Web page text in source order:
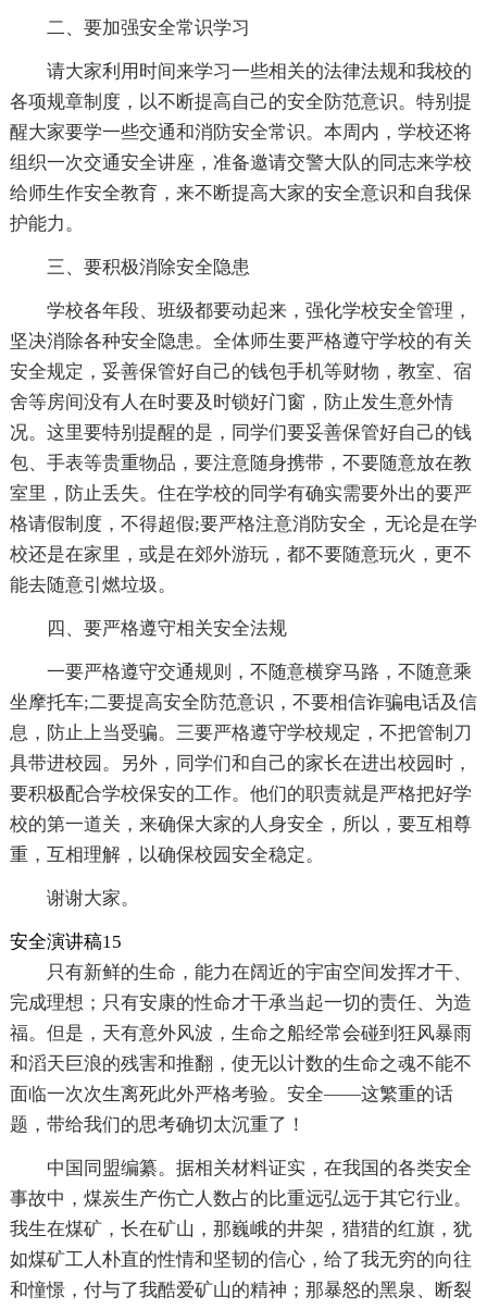
二、要加强安全常识学习
请大家利用时间来学习一些相关的法律法规和我校的
各项规章制度，以不断提高自己的安全防范意识。特别提
醒大家要学一些交通和消防安全常识。本周内，学校还将
组织一次交通安全讲座，准备邀请交警大队的同志来学校
给师生作安全教育，来不断提高大家的安全意识和自我保
护能力。
三、要积极消除安全隐患
学校各年段、班级都要动起来，强化学校安全管理，
坚决消除各种安全隐患。全体师生要严格遵守学校的有关
安全规定，妥善保管好自己的钱包手机等财物，教室、宿
舍等房间没有人在时要及时锁好门窗，防止发生意外情
况。这里要特别提醒的是，同学们要妥善保管好自己的钱
包、手表等贵重物品，要注意随身携带，不要随意放在教
室里，防止丢失。住在学校的同学有确实需要外出的要严
格请假制度，不得超假;要严格注意消防安全，无论是在学
校还是在家里，或是在郊外游玩，都不要随意玩火，更不
能去随意引燃垃圾。
四、要严格遵守相关安全法规
一要严格遵守交通规则，不随意横穿马路，不随意乘
坐摩托车;二要提高安全防范意识，不要相信诈骗电话及信
息，防止上当受骗。三要严格遵守学校规定，不把管制刀
具带进校园。另外，同学们和自己的家长在进出校园时，
要积极配合学校保安的工作。他们的职责就是严格把好学
校的第一道关，来确保大家的人身安全，所以，要互相尊
重，互相理解，以确保校园安全稳定。
谢谢大家。
安全演讲稿15
只有新鲜的生命，能力在阔近的宇宙空间发挥才干、
完成理想；只有安康的性命才干承当起一切的责任、为造
福。但是，天有意外风波，生命之船经常会碰到狂风暴雨
和滔天巨浪的残害和推翻，使无以计数的生命之魂不能不
面临一次次生离死此外严格考验。安全――这繁重的话
题，带给我们的思考确切太沉重了！
中国同盟编纂。据相关材料证实，在我国的各类安全
事故中，煤炭生产伤亡人数占的比重远弘远于其它行业。
我生在煤矿，长在矿山，那巍峨的井架，猎猎的红旗，犹
如煤矿工人朴直的性情和坚韧的信心，给了我无穷的向往
和憧憬，付与了我酷爱矿山的精神；那暴怒的黑泉、断裂